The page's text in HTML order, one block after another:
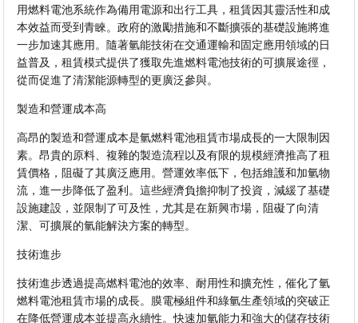
用燃料電池系統作為備用電源和出行工具，租賃因其靈活性和成
本效益而受到青睞。政府的激勵措施和不斷擴張的基礎設施將進
一步加速其應用。隨著氫能技術在交通運輸和固定應用領域的日
益普及，租賃模式提供了獲取先進燃料電池技術的可擴展途徑，
從而促進了清潔能源轉型的更廣泛參與。
製造和營運成本高
高昂的製造和營運成本是氫燃料電池租賃市場成長的一大限制因
素。昂貴的原料、複雜的製造流程以及有限的規模經濟推高了租
賃價格，阻礙了其廣泛應用。營運效率低下，包括維護和加氫物
流，進一步降低了盈利。這些經濟負擔抑制了投資，減緩了基礎
設施建設，並限制了可及性，尤其是在新興市場，阻礙了向清
潔、可擴展的氫能解決方案的轉型。
技術進步
技術進步透過提高燃料電池的效率、耐用性和擴充性，催化了氫
燃料電池租賃市場的成長。膜電極組件和綠氫生產領域的突破正
在降低營運成本並提高永續性。快速加氫能力和強大的儲存技術